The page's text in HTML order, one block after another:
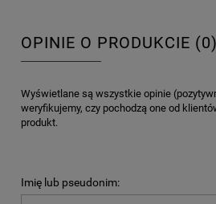
OPINIE O PRODUKCIE (0)
Wyświetlane są wszystkie opinie
weryfikujemy, czy pochodzą one od
produkt.
Imię lub pseudonim: